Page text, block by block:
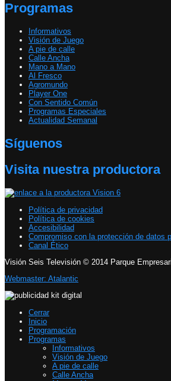
Programas
Informativos
Visión de Juego
A pie de calle
Calle Ancha
Mano a Mano
Al Fresco
Agromundo
Player One
Con Sentido Común
Programas Especiales
Actualidad Semanal
Síguenos
Visita nuestra productora
Política de privacidad
Política de cookies
Accesibilidad
Compromiso con la protección de datos
Canal Ético
Visión Seis Televisión © 2014 Parque
Webmaster: Atalantic
Cerrar
Inicio
Programación
Programas
Informativos
Visión de Juego
A pie de calle
Calle Ancha